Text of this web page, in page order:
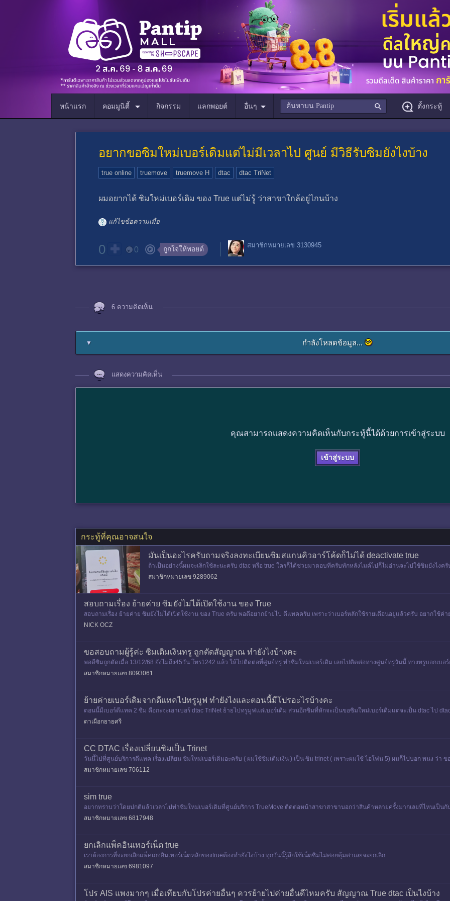
หน้าแรก คอมมูนิตี้ กิจกรรม แลกพอยต์ อื่นๆ ตั้งกระทู้
อยากขอซิมใหม่เบอร์เดิมแต่ไม่มีเวลาไป ศูนย์ มีวิธีรับซิมยังไงบ้าง
true online truemove truemove H dtac dtac TriNet
ผมอยากได้ ซิมใหม่เบอร์เดิม ของ True แต่ไม่รู้ ว่าสาขาใกล้อยู่ไกนบ้าง
แก้ไขข้อความเมื่อ
0 0 ถูกใจให้พอยต์ สมาชิกหมายเลข 3130945
6 ความคิดเห็น
▼ กำลังโหลดข้อมูล...
แสดงความคิดเห็น
คุณสามารถแสดงความคิดเห็นกับกระทู้นี้ได้ด้วยการเข้าสู่ระบบ
เข้าสู่ระบบ
กระทู้ที่คุณอาจสนใจ
มันเป็นอะไรครับถามจริงลงทะเบียนซิมสเเกนคิวอาร์โค้ดก็ไม่ได้ deactivate true
ถ้าเป็นอย่างนี้ผมจะเลิกใช้ละนะครับ dtac หรือ true ใครก็ได้ช่วยมาตอบทีครับทักหลังไมค์ไปก็ไม่อ่านจะไปใช้ซิมยังไงค
สมาชิกหมายเลข 9289062
สอบถามเรื่อง ย้ายค่าย ซิมยังไม่ได้เปิดใช้งาน ของ True
สอบถามเรื่อง ย้ายค่าย ซิมยังไม่ได้เปิดใช้งาน ของ True ครับ พอดีอยากย้ายไป ดีแทคครับ เพราะว่าเบอร์หลักใช้รายเดือนอยู่แล้วครับ อยากใช้ค่
หรือไม่ครับ
NICK OCZ
ขอสอบถามผู้รู้ค่ะ ซิมเติมเงินทรู ถูกตัดสัญญาณ ทำยังไงบ้างคะ
พอดีซิมถูกตัดเมื่อ 13/12/68 ยังไม่ถึง45วัน โทร1242 แล้ว ให้ไปติดต่อที่ศูนย์ทรู ทำซิมใหม่เบอร์เดิม เลยไปติดต่อทางศูนย์ทรูวันนี้ ทางทรูบอกเบอ
ว่า ตัดออ
สมาชิกหมายเลข 8093061
ย้ายค่ายเบอร์เดิมจากดีแทคไปทรูมูฟ ทำยังไงและตอนนี้มีโปรอะไรบ้างคะ
ตอนนี้มีเบอร์ดีแทค 2 ซิม คือกะจะเอาเบอร์ dtac TriNet ย้ายไปทรูมูฟแต่เบอร์เดิม ส่วนอีกซิมที่หักจะเป็นขอซิมใหม่เบอร์เดิมแต่จะเป็น dtac ไป
เติมเงิน
ตาเผือกยายศรี
CC DTAC เรื่องเปลี่ยนซิมเป็น Trinet
วันนี้ไปที่ศูนย์บริการดีแทค เรื่องเปลี่ยน ซิมใหม่เบอร์เดิมอะครับ ( ผมใช้ซิมเติมเงิน ) เป็น ซิม trinet ( เพราะผมใช้ ไอโฟน 5) ผมก็ไปบอก พนง ว่า
*สมาชิกหมายเลข 706112
sim true
อยากทราบว่าโดยปกติแล้วเวลาไปทำซิมใหม่เบอร์เดิมที่ศูนย์บริการ TrueMove ติดต่อหน้าสาขาสาขาบอกว่าสินค้าหลายครั้งมากเลยที่ไหนเป็น
ทำไมtruที่สาขาโ
สมาชิกหมายเลข 6817948
ยกเลิกแพ็คอินเทอร์เน็ต true
เราต้องการที่จะยกเลิกแพ็คเกจอินเทอร์เน็ตหลักของtrueต้องทำยังไงบ้าง ทุกวันนี้รู้สึกใช้เน็ตซิมไม่ค่อยคุ้มค่าเลยจะยกเลิก
สมาชิกหมายเลข 6981097
โปร AIS แพงมากๆ เมื่อเทียบกับโปรค่ายอื่นๆ ควรย้ายไปค่ายอื่นดีไหมครับ สัญญาณ True dtac เป็นไงบ้าง